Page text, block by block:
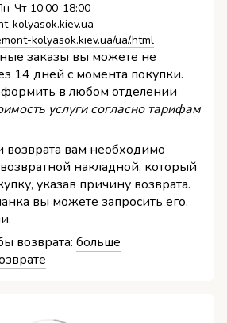
Чт 10:00-18:00
kolyasok.kiev.ua
kolyasok.kiev.ua/ua/.html
заказы вы можете не
14 дней с момента покупки.
в любом отделении
услуги согласно тарифам
вам необходимо
накладной, который
указав причину возврата.
вы можете запросить его,
возврата: больше